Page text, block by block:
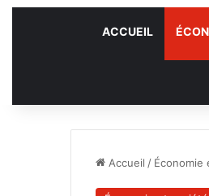
ACCUEIL
Accueil / Économie